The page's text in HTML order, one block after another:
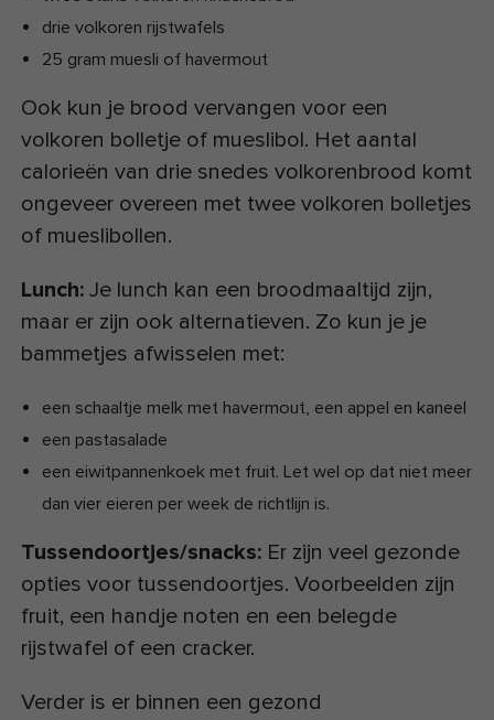
drie volkoren rijstwafels
25 gram muesli of havermout
Ook kun je brood vervangen voor een
volkoren bolletje of mueslibol. Het aantal
calorieën van drie snedes volkorenbrood komt
ongeveer overeen met twee volkoren bolletjes
of mueslibollen.
Lunch: Je lunch kan een broodmaaltijd zijn,
maar er zijn ook alternatieven. Zo kun je je
bammetjes afwisselen met:
een schaaltje melk met havermout, een appel en kaneel
een pastasalade
een eiwitpannenkoek met fruit. Let wel op dat niet meer
dan vier eieren per week de richtlijn is.
Tussendoortjes/snacks: Er zijn veel gezonde
opties voor tussendoortjes. Voorbeelden zijn
fruit, een handje noten en een belegde
rijstwafel of een cracker.
Verder is er binnen een gezond